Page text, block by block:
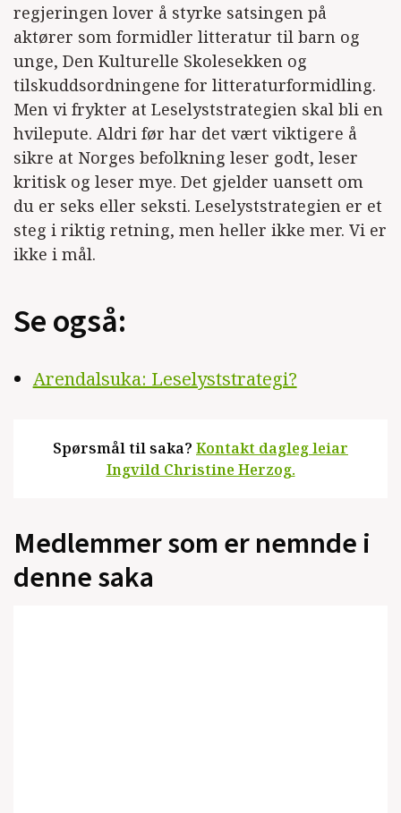
regjeringen lover å styrke satsingen på
aktører som formidler litteratur til barn og
unge, Den Kulturelle Skolesekken og
tilskuddsordningene for litteraturformidling.
Men vi frykter at Leselyststrategien skal bli en
hvilepute. Aldri før har det vært viktigere å
sikre at Norges befolkning leser godt, leser
kritisk og leser mye. Det gjelder uansett om
du er seks eller seksti. Leselyststrategien er et
steg i riktig retning, men heller ikke mer. Vi er
ikke i mål.
Se også:
Arendalsuka: Leselyststrategi?
Spørsmål til saka? Kontakt dagleg leiar
Ingvild Christine Herzog.
Medlemmer som er nemnde i
denne saka